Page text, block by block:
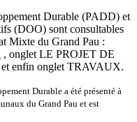
Durable (PADD) et
(DOO) sont consultables
Mixte du Grand Pau :
, onglet LE PROJET DE
enfin onglet TRAVAUX.
Durable a été présenté à
du Grand Pau et est